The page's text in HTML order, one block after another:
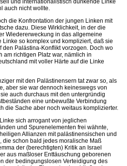
und internationalistisch dünkende Linke
auch nicht wollte.
die Konfrontation der jungen Linken mit
dazu. Diese Wirklichkeit, in der die
Wiedererweckung in das allgemeine
Linke so komplex und kompliziert, daß sie
Palästina-Konflikt vorzogen. Doch wo
am richtigen Platz war, nämlich in
mit voller Härte auf die Linke
mit den Palästinensern tat zwar so, als
aber sie war dennoch keineswegs von
auch durchaus mit den untergründig
eine unbewußte Verbindung
die Sache aber noch weitaus komplizierter.
sich arrogant von jeglichen
und Spurenelementen frei wähnte,
Allianzen mit palästinensischen und
die schon bald jedes moralische Maß
der (berechtigten) Kritik an Israel
aus maßloser Enttäuschung geborenen
der bedingungslosen Verteidigung des